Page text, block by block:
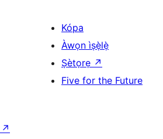
Kópa
Àwọn ìṣẹ̀lẹ̀
Ṣètọrẹ ↗
Five for the Future
↗